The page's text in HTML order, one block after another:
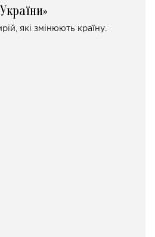
мрій, які змінюють країну.